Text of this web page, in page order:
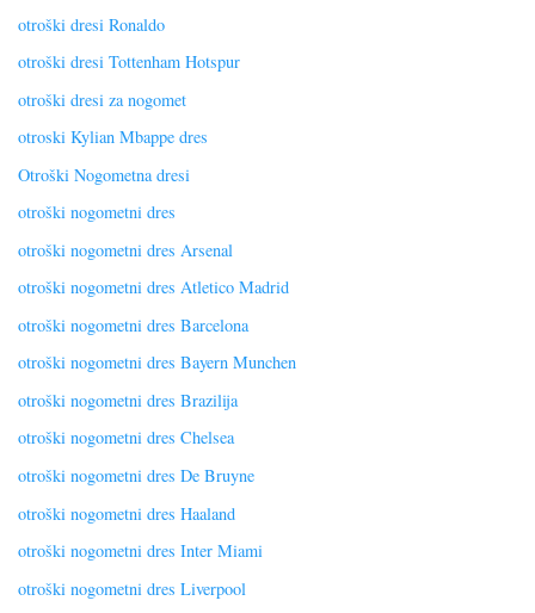
otroški dresi Ronaldo
otroški dresi Tottenham Hotspur
otroški dresi za nogomet
otroski Kylian Mbappe dres
Otroški Nogometna dresi
otroški nogometni dres
otroški nogometni dres Arsenal
otroški nogometni dres Atletico Madrid
otroški nogometni dres Barcelona
otroški nogometni dres Bayern Munchen
otroški nogometni dres Brazilija
otroški nogometni dres Chelsea
otroški nogometni dres De Bruyne
otroški nogometni dres Haaland
otroški nogometni dres Inter Miami
otroški nogometni dres Liverpool